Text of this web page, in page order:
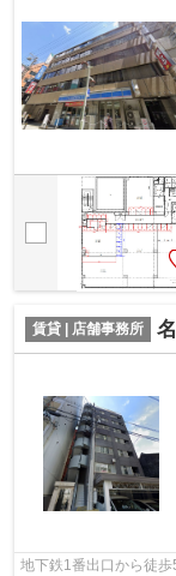
賃貸 | 店舗事務所 名
地下鉄1番出口から徒